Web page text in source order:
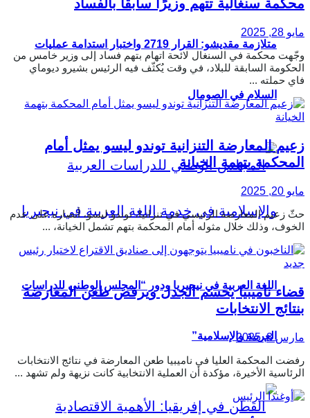
متلازمة مقديشو: القرار 2719 واختبار استدامة عمليات
السلام في الصومال
اللغة العربية في نيجيريا ودور “المجلس الوطني للدراسات
العربية والإسلامية”
محكمة سنغالية تتهم وزيرًا سابقًا بالفساد
مايو 28, 2025
وجّهت محكمة في السنغال لائحة اتهام بتهم فساد إلى وزير خامس من
الحكومة السابقة للبلاد، في وقت يُكثّف فيه الرئيس بشيرو ديوماي
فاي حملته ...
زعيم المعارضة التنزانية توندو ليسو يمثل أمام
المحكمة بتهمة الخيانة
مايو 20, 2025
حثّ زعيم المعارضة الرئيسي في تنزانيا، توندو ليسو، أنصاره على عدم
الخوف، وذلك خلال مثوله أمام المحكمة بتهم تشمل الخيانة، ...
قضاء ناميبيا يحسم الجدل ويرفض طعن المعارضة
بنتائج الانتخابات
مارس 3, 2025
رفضت المحكمة العليا في ناميبيا طعن المعارضة في نتائج الانتخابات
الرئاسية الأخيرة، مؤكدة أن العملية الانتخابية كانت نزيهة ولم تشهد ...